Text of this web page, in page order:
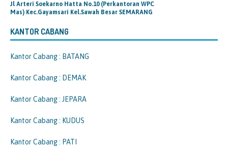
Jl Arteri Soekarno Hatta No.10 (Perkantoran WPC
Mas) Kec.Gayamsari Kel.Sawah Besar SEMARANG
KANTOR CABANG
Kantor Cabang : BATANG
Kantor Cabang : DEMAK
Kantor Cabang : JEPARA
Kantor Cabang : KUDUS
Kantor Cabang : PATI